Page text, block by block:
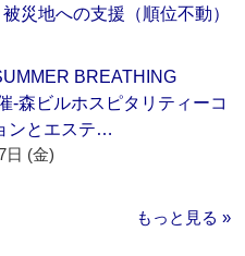
災地への支援（順位不動）
BREATHING
‐森ビルホスピタリティーコ
ンとエステ…
日 (金)
もっと見る »